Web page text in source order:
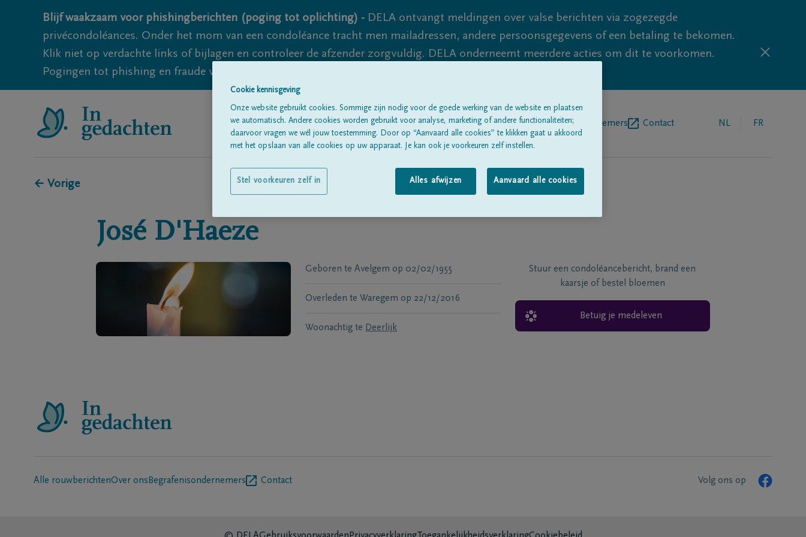
Blijf waakzaam voor phishingberichten (poging tot oplichting) - DELA ontvangt meldingen over valse berichten via zogezegde
privécondoléances. Onder het mom van een condoléance tracht men mailadressen, andere persoonsgegevens of een betaling te bekomen.
Klik niet op verdachte links of bijlagen en controleer de afzender zorgvuldig. DELA onderneemt meerdere acties om dit te voorkomen.
Pogingen tot phishing en fraude vallen echter nooit volledig uit te sluiten, dus blijf waakzaam.
Alle rouwberichten Over onsBegrafenisondernemers Contact NL FR
← Vorige
José D'Haeze
Geboren te Avelgem op 02/02/1955
Overleden te Waregem op 22/12/2016
Woonachtig te Deerlijk
Stuur een condoléancebericht, brand een
kaarsje of bestel bloemen
Betuig je medeleven
Alle rouwberichtenOver ons Begrafenisondernemers Contact Volg ons op
Cookie kennisgeving
Onze website gebruikt cookies. Sommige zijn nodig voor de goede werking van de website en plaatsen
we automatisch. Andere cookies worden gebruikt voor analyse, marketing of andere functionaliteiten;
daarvoor vragen we wél jouw toestemming. Door op “Aanvaard alle cookies” te klikken gaat u akkoord
met het opslaan van alle cookies op uw apparaat. Je kan ook je voorkeuren zelf instellen.
Alles afwijzen Aanvaard alle cookies
Stel voorkeuren zelf in